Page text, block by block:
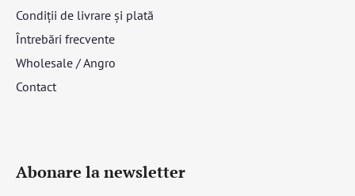
Condiții de livrare și plată
Întrebări frecvente
Wholesale / Angro
Contact
Abonare la newsletter